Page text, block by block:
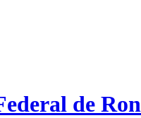
de